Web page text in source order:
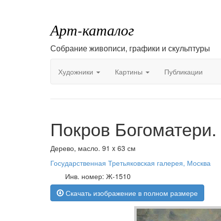
Арт-каталог
Собрание живописи, графики и скульптуры
Художники Картины Публикации
Покров
Дерево, масло. 91 x 63 см
Государственная Третьяковская галерея, Москва
Инв. номер: Ж-1510
Скачать изображение в полном размере